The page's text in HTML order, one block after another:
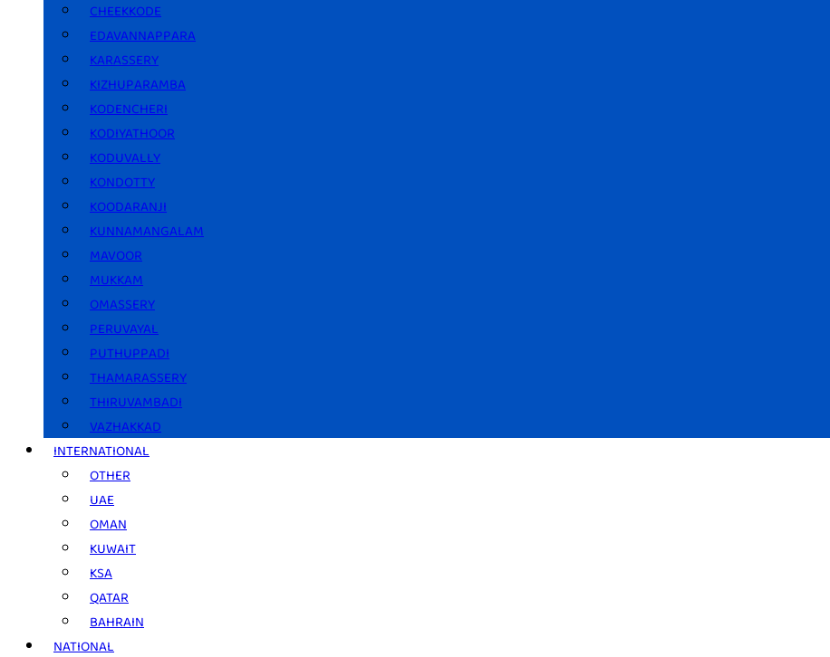
CHEEKKODE
EDAVANNAPPARA
KARASSERY
KIZHUPARAMBA
KODENCHERI
KODIYATHOOR
KODUVALLY
KONDOTTY
KOODARANJI
KUNNAMANGALAM
MAVOOR
MUKKAM
OMASSERY
PERUVAYAL
PUTHUPPADI
THAMARASSERY
THIRUVAMBADI
VAZHAKKAD
INTERNATIONAL
OTHER
UAE
OMAN
KUWAIT
KSA
QATAR
BAHRAIN
NATIONAL